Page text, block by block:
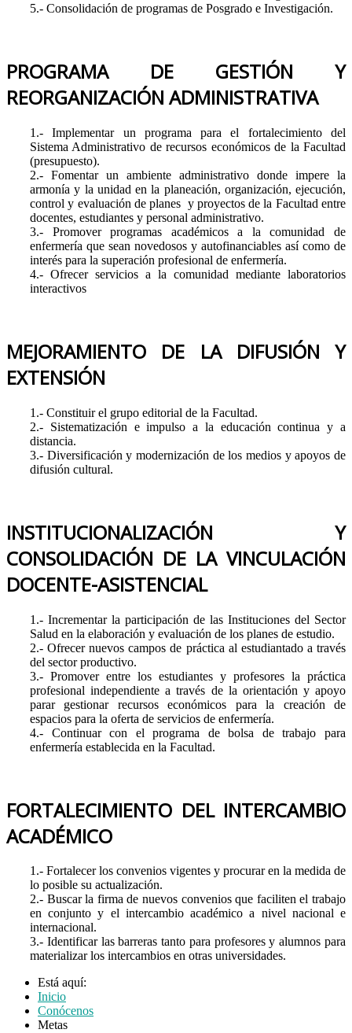
5.- Consolidación de programas de Posgrado e Investigación.
PROGRAMA DE GESTIÓN Y
REORGANIZACIÓN ADMINISTRATIVA
1.- Implementar un programa para el fortalecimiento del
Sistema Administrativo de recursos económicos de la Facultad
(presupuesto).
2.- Fomentar un ambiente administrativo donde impere la
armonía y la unidad en la planeación, organización, ejecución,
control y evaluación de planes y proyectos de la Facultad entre
docentes, estudiantes y personal administrativo.
3.- Promover programas académicos a la comunidad de
enfermería que sean novedosos y autofinanciables así como de
interés para la superación profesional de enfermería.
4.- Ofrecer servicios a la comunidad mediante laboratorios
interactivos
MEJORAMIENTO DE LA DIFUSIÓN Y
EXTENSIÓN
1.- Constituir el grupo editorial de la Facultad.
2.- Sistematización e impulso a la educación continua y a
distancia.
3.- Diversificación y modernización de los medios y apoyos de
difusión cultural.
INSTITUCIONALIZACIÓN Y
CONSOLIDACIÓN DE LA VINCULACIÓN
DOCENTE-ASISTENCIAL
1.- Incrementar la participación de las Instituciones del Sector
Salud en la elaboración y evaluación de los planes de estudio.
2.- Ofrecer nuevos campos de práctica al estudiantado a través
del sector productivo.
3.- Promover entre los estudiantes y profesores la práctica
profesional independiente a través de la orientación y apoyo
parar gestionar recursos económicos para la creación de
espacios para la oferta de servicios de enfermería.
4.- Continuar con el programa de bolsa de trabajo para
enfermería establecida en la Facultad.
FORTALECIMIENTO DEL INTERCAMBIO
ACADÉMICO
1.- Fortalecer los convenios vigentes y procurar en la medida de
lo posible su actualización.
2.- Buscar la firma de nuevos convenios que faciliten el trabajo
en conjunto y el intercambio académico a nivel nacional e
internacional.
3.- Identificar las barreras tanto para profesores y alumnos para
materializar los intercambios en otras universidades.
Está aquí:
Inicio
Conócenos
Metas